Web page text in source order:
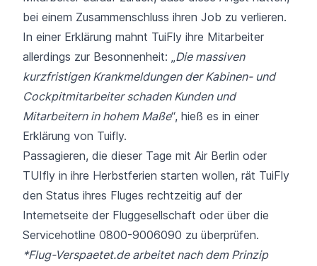
bei einem Zusammenschluss ihren Job zu verlieren.
In einer Erklärung mahnt TuiFly ihre Mitarbeiter
allerdings zur Besonnenheit: „ Die massiven
kurzfristigen Krankmeldungen der Kabinen- und
Cockpitmitarbeiter schaden Kunden und
Mitarbeitern in hohem Maße“, hieß es in einer
Erklärung von Tuifly.
Passagieren, die dieser Tage mit Air Berlin oder
TUIfly in ihre Herbstferien starten wollen, rät TuiFly
den Status ihres Fluges rechtzeitig auf der
Internetseite der Fluggesellschaft oder über die
Servicehotline 0800-9006090 zu überprüfen.
*Flug-Verspaetet.de arbeitet nach dem Prinzip